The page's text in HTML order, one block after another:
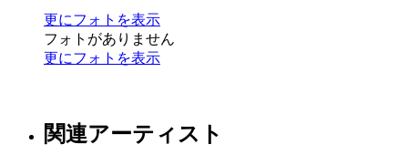
更にフォトを表示
フォトがありません
更にフォトを表示
関連アーティスト